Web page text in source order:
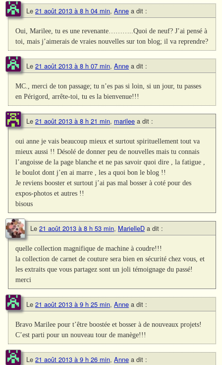
Le 21 août 2013 à 8 h 04 min, Anne a dit :
Oui, Marilee, tu es une revenante………..Quoi de neuf? J’ai pensé à
toi, mais j’aimerais de vraies nouvelles sur ton blog; il va reprendre?
Le 21 août 2013 à 8 h 07 min, Anne a dit :
MC., merci de ton passage; tu n’es pas si loin, si un jour, tu passes
en Périgord, arrête-toi, tu es la bienvenue!!!
Le 21 août 2013 à 8 h 21 min, marilee a dit :
oui anne je vais beaucoup mieux et surtout spirituellement tout va
mieux aussi !! Désolé de donner peu de nouvelles mais tu connais
l’angoisse de la page blanche et ne pas savoir quoi dire , la fatigue ,
le boulot dont j’en ai marre , les a quoi bon le blog !!
Je reviens booster et surtout j’ai pas mal bosser à coté pour des
expos-photos et autres !!
bisous
Le 21 août 2013 à 8 h 53 min, MarielleD a dit :
quelle collection magnifique de machine à coudre!!!
la collection de carnet de couture sera bien en sécurité chez vous, et
les extraits que vous partagez sont un joli témoignage du passé!
merci
Le 21 août 2013 à 9 h 25 min, Anne a dit :
Bravo Marilee pour t’être boostée et bosser à de nouveaux projets!
C’est parti pour un nouveau tour de manège!!!
Le 21 août 2013 à 9 h 26 min, Anne a dit :